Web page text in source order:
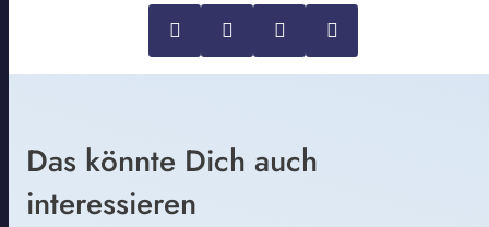
Das könnte Dich auch
interessieren